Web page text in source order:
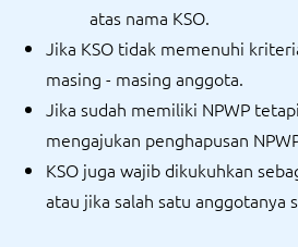
atas nama KSO.
Jika KSO tidak memenuhi
masing - masing anggota.
Jika sudah memiliki NPWP
mengajukan penghapusan
KSO juga wajib dikukuhkan
atau jika salah satu anggotanya